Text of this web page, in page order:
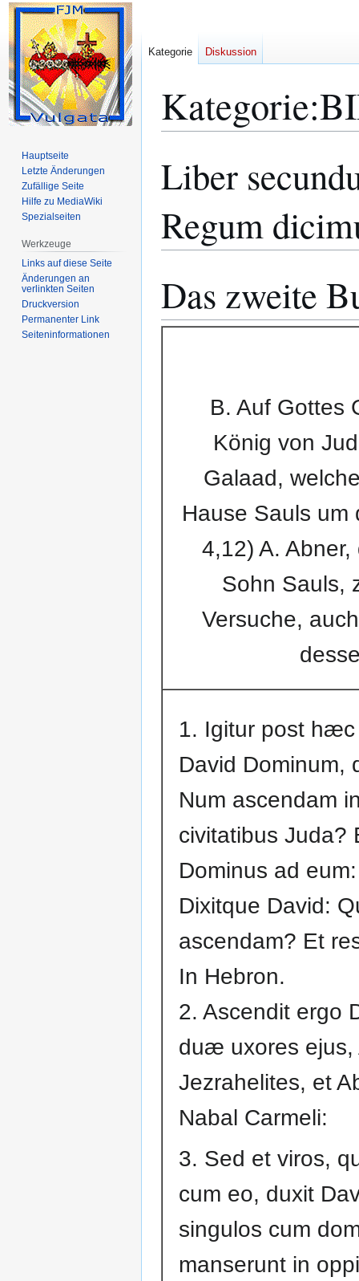
Kategorie:
Navigation
Suche
Liber
Regum
Das zweite
B. Auf Gottes
König von
Galaad,
Hause Sauls um
4,12) A.
Sohn Sauls,
Versuche,
1. Igitur post
David Dominum,
Num ascendam
civitatibus Juda?
Dominus ad
Dixitque David:
ascendam? Et
In Hebron.
2. Ascendit ergo
duæ uxores ejus,
Jezrahelites, et
Nabal Carmeli:
3. Sed et viros,
cum eo, duxit
singulos cum
manserunt in
Kategorie Diskussion
Hauptseite
Letzte Änderungen
Zufällige Seite
Hilfe zu MediaWiki
Spezialseiten
Werkzeuge
Links auf diese Seite
Änderungen an
verlinkten Seiten
Druckversion
Permanenter Link
Seiten­­informationen